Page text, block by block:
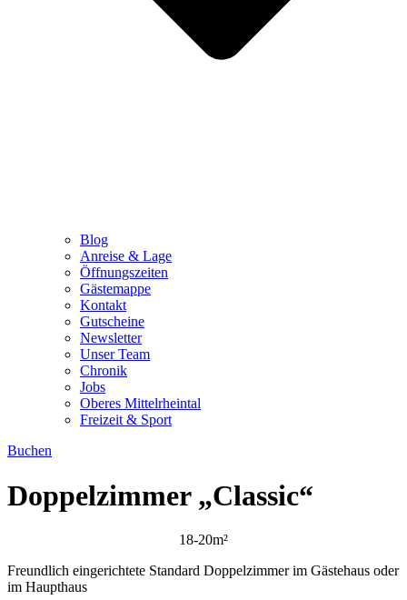
Blog
Anreise & Lage
Öffnungszeiten
Gästemappe
Kontakt
Gutscheine
Newsletter
Unser Team
Chronik
Jobs
Oberes Mittelrheintal
Freizeit & Sport
Buchen
Doppelzimmer „Classic“
18-20m²
Freundlich eingerichtete Standard Doppelzimmer im Gästehaus oder
im Haupthaus